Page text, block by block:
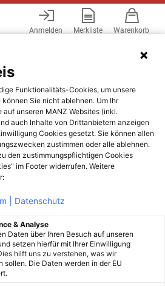
Anmelden Merkliste Warenkorb
Funktionalitäts-Cookies, um unsere
Sie nicht ablehnen. Um Ihr
unseren MANZ Websites (inkl.
auch Inhalte von Drittanbietern anzeigen
Cookies gesetzt. Sie können allen
zustimmen oder alle ablehnen.
den zustimmungspflichtigen Cookies
im Footer widerrufen. Weitere
| Datenschutz
& Analyse
Daten über Ihren Besuch auf unseren
setzen hierfür mit Ihrer Einwilligung
hilft uns zu verstehen, was wir
sollen. Die Daten werden in der EU